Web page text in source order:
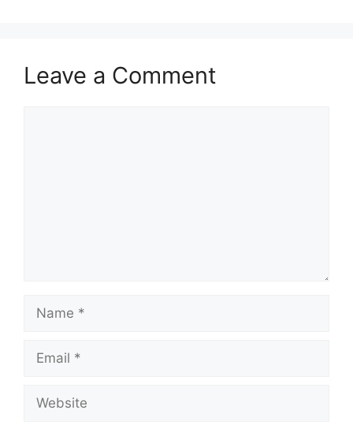
Leave a Comment
Name
Email
Website